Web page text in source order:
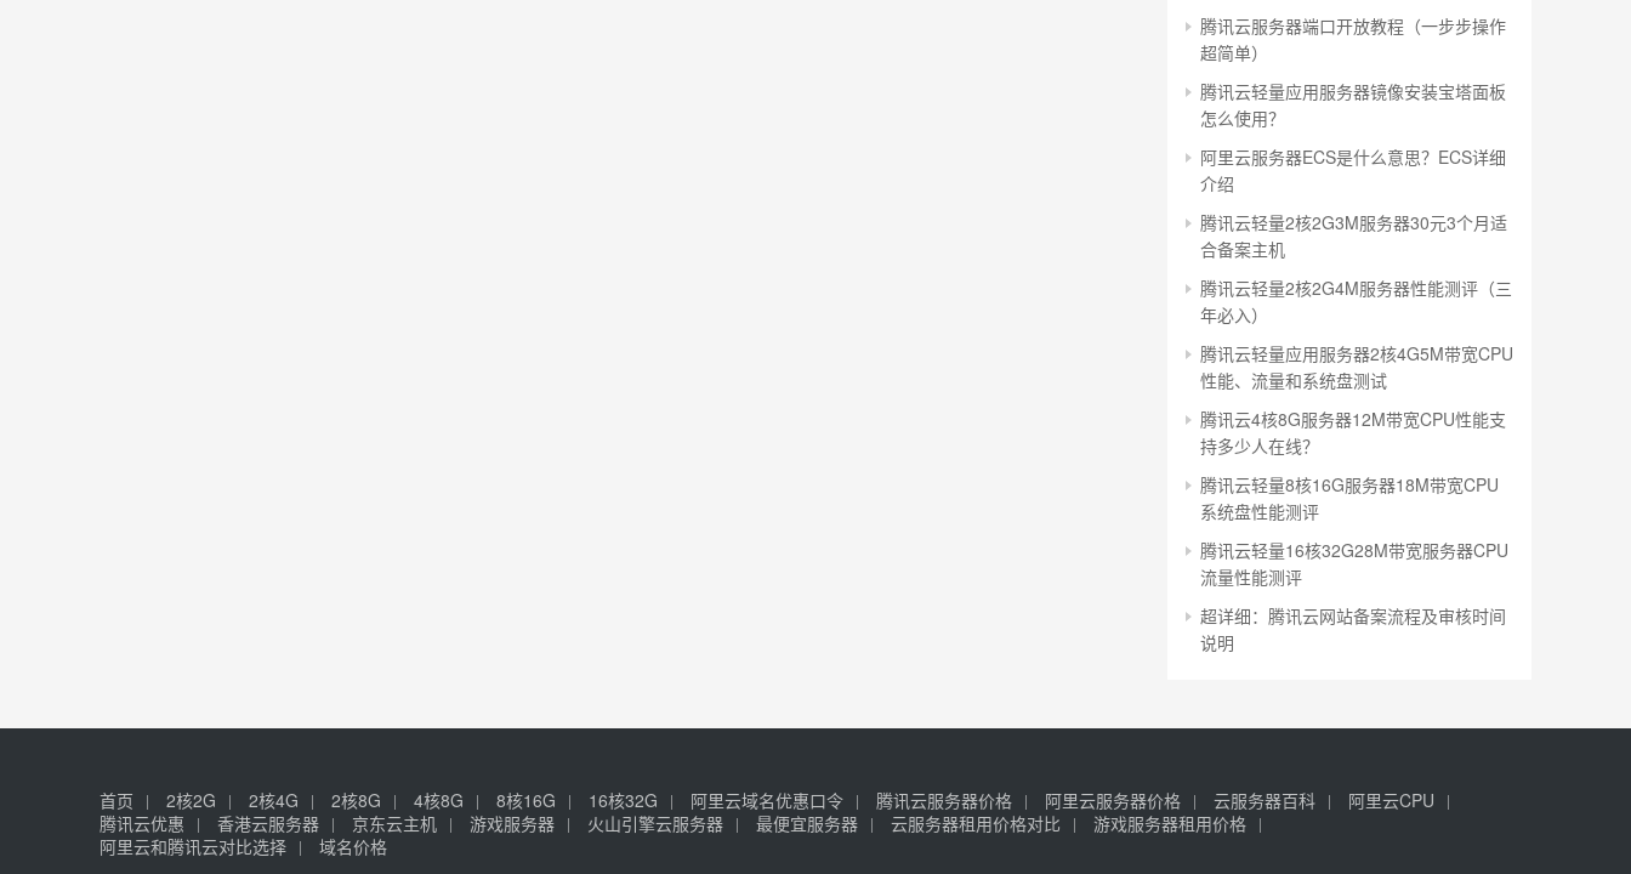
腾讯云服务器端口开放教程（一步步操作
超简单）
腾讯云轻量应用服务器镜像安装宝塔面板
怎么使用？
阿里云服务器ECS是什么意思？ECS详细
介绍
腾讯云轻量2核2G3M服务器30元3个月适
合备案主机
腾讯云轻量2核2G4M服务器性能测评（三
年必入）
腾讯云轻量应用服务器2核4G5M带宽CPU
性能、流量和系统盘测试
腾讯云4核8G服务器12M带宽CPU性能支
持多少人在线？
腾讯云轻量8核16G服务器18M带宽CPU
系统盘性能测评
腾讯云轻量16核32G28M带宽服务器CPU
流量性能测评
超详细：腾讯云网站备案流程及审核时间
说明
首页 2核2G 2核4G 2核8G 4核8G 8核16G 16核32G 阿里云域名优惠口令 腾讯云服务器价格 阿里云服务器价格 云服务器百科
阿里云CPU
腾讯云优惠
香港云服务器 京东云主机 游戏服务器 火山引擎云服务器 最便宜服务器 云服务器租用价格对比
游戏服务器租用价格
阿里云和腾讯云对比选择
域名价格